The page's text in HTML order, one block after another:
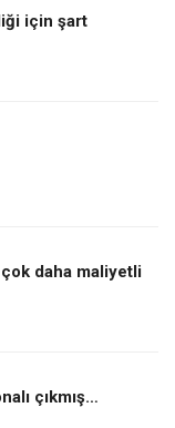
için şart
daha maliyetli
çıkmış…